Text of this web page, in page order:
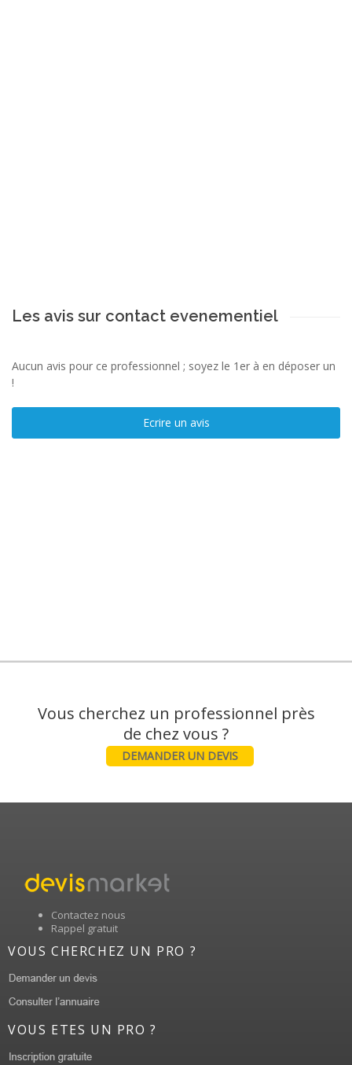
Les avis sur contact evenementiel
Aucun avis pour ce professionnel ; soyez le 1er à en déposer un
!
Ecrire un avis
Vous cherchez un professionnel près
DEMANDER UN DEVIS
Contactez nous
Rappel gratuit
VOUS CHERCHEZ UN PRO ?
VOUS ETES UN PRO ?